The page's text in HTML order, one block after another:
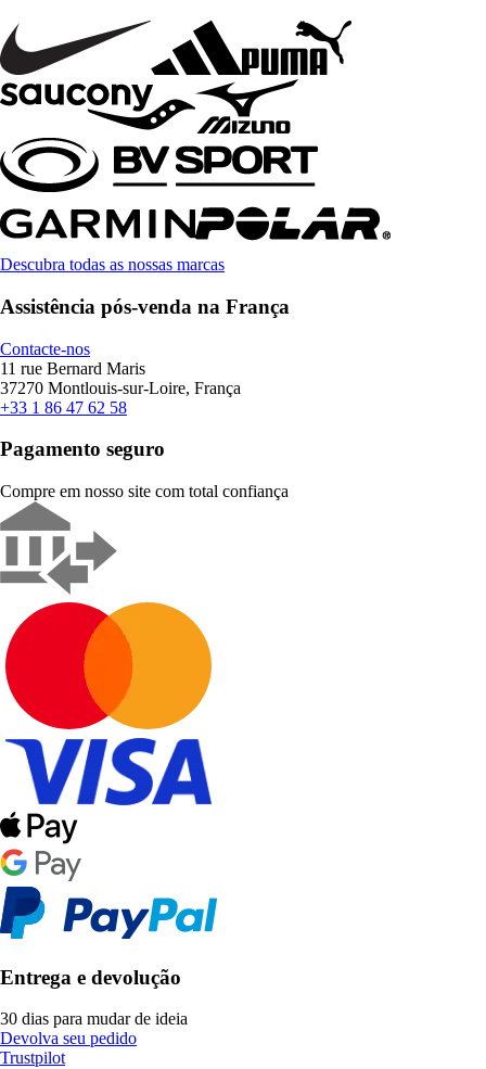
Descubra todas as nossas marcas
Assistência pós-venda na França
Contacte-nos
11 rue Bernard Maris
37270 Montlouis-sur-Loire, França
+33 1 86 47 62 58
Pagamento seguro
Compre em nosso site com total confiança
Entrega e devolução
30 dias para mudar de ideia
Devolva seu pedido
Trustpilot